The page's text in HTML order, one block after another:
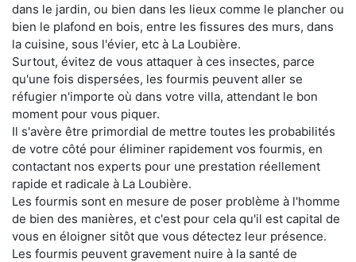
dans le jardin, ou bien dans les lieux comme le plancher ou
bien le plafond en bois, entre les fissures des murs, dans
la cuisine, sous l'évier, etc à La Loubière.
Surtout, évitez de vous attaquer à ces insectes, parce
qu'une fois dispersées, les fourmis peuvent aller se
réfugier n'importe où dans votre villa, attendant le bon
moment pour vous piquer.
Il s'avère être primordial de mettre toutes les probabilités
de votre côté pour éliminer rapidement vos fourmis, en
contactant nos experts pour une prestation réellement
rapide et radicale à La Loubière.
Les fourmis sont en mesure de poser problème à l'homme
de bien des manières, et c'est pour cela qu'il est capital de
vous en éloigner sitôt que vous détectez leur présence.
Les fourmis peuvent gravement nuire à la santé de